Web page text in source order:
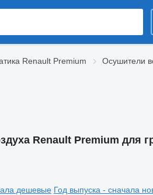
Renault Premium
Осушители
Renault Premium для
дешевые Год выпуска - сначала